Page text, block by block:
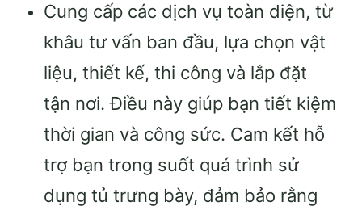
Cung cấp các dịch vụ toàn diện, từ
khâu tư vấn ban đầu, lựa chọn vật
liệu, thiết kế, thi công và lắp đặt
tận nơi. Điều này giúp bạn tiết kiệm
thời gian và công sức. Cam kết hỗ
trợ bạn trong suốt quá trình sử
dụng tủ trưng bày, đảm bảo rằng